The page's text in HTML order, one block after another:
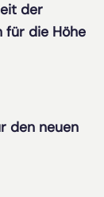
der
für die Höhe
den neuen